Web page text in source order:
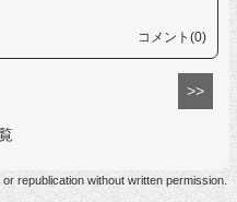
コメント(0)
>>
republication without written permission.